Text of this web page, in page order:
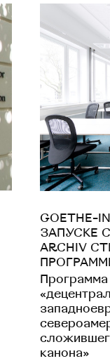
GOETHE-
ЗАПУСКЕ
ARCHIV
Программа
канона»